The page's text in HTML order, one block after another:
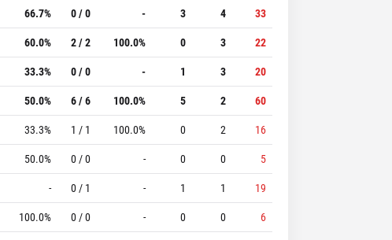
66.7% 0 / 0 - 3 4
33
60.0% 2 / 2 100.0% 0 3
22
33.3% 0 / 0 - 1 3
20
50.0% 6 / 6 100.0% 5 2
60
33.3% 1 / 1 100.0% 0 2
16
50.0% 0 / 0 - 0 0
5
- 0 / 1 - 1 1
19
100.0% 0 / 0 - 0 0
6